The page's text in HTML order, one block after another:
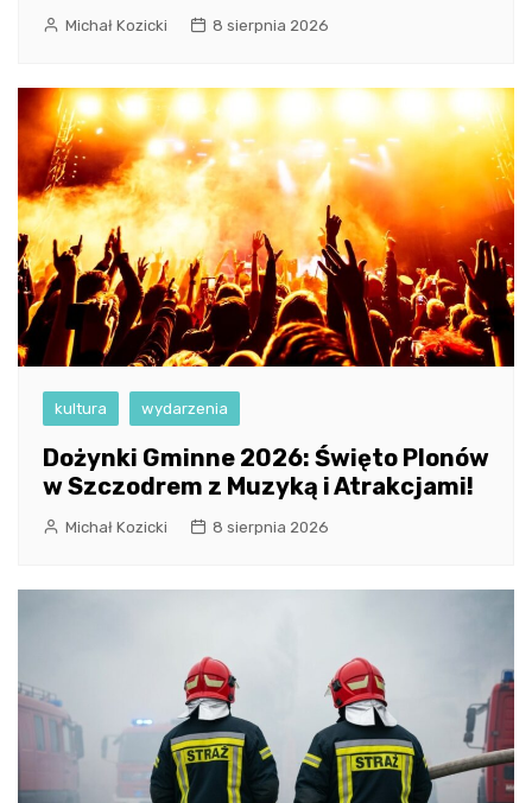
Michał Kozicki 8 sierpnia 2026
kultura wydarzenia
Dożynki Gminne 2026: Święto Plonów
w Szczodrem z Muzyką i Atrakcjami!
Michał Kozicki 8 sierpnia 2026